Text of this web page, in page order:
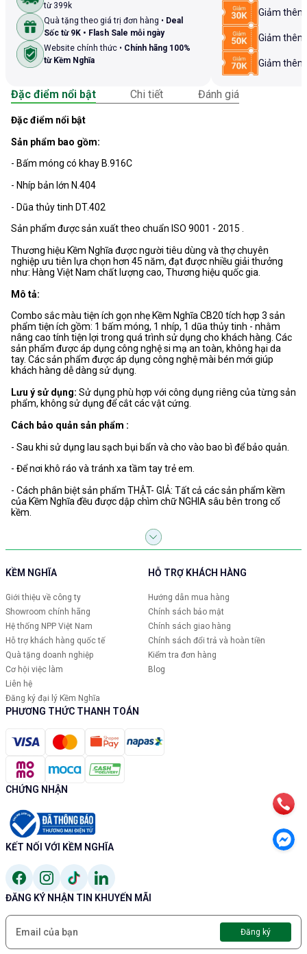
từ 399k
Quà tặng theo giá trị đơn hàng • Deal
Sốc từ 9K • Flash Sale mỗi ngày
Website chính thức • Chính hãng 100%
từ Kềm Nghĩa
Giảm
Giảm
Giảm
Đặc điểm nổi bật Chi tiết Đánh giá
Đặc điểm nổi bật
Sản phẩm bao gồm:
- Bấm móng có khay B.916C
- Nhíp bản lớn N.404
- Dũa thủy tinh DT.402
Sản phẩm được sản xuất theo chuẩn ISO 9001 - 2015 .
Thương hiệu Kềm Nghĩa được người tiêu dùng và thợ chuyên
nghiệp ưu tiên lựa chọn hơn 45 năm, đạt được nhiều giải thưởng
như: Hàng Việt Nam chất lượng cao, Thương hiệu quốc gia.
Mô tả:
Combo sắc màu tiện ích gọn nhẹ Kềm Nghĩa CB20 tích hợp 3 sản
phẩm tiện ích gồm: 1 bấm móng, 1 nhíp, 1 dũa thủy tinh - nhằm
nâng cao tính tiện lợi trong quá trình sử dụng cho khách hàng. Các
sản phẩm được áp dụng công nghệ si mạ an toàn, không hại da
tay. Các sản phẩm được áp dụng công nghệ mài bén mới giúp
khách hàng dễ dàng sử dụng.
Lưu ý sử dụng: Sử dụng phù hợp với công dụng riêng của từng sản
phẩm, không sử dụng để cắt các vật cứng.
Cách bảo quản sản phẩm :
- Sau khi sử dụng lau sạch bụi bẩn và cho vào bao bì để bảo quản.
- Để nơi khô ráo và tránh xa tầm tay trẻ em.
- Cách phân biệt sản phẩm THẬT- GIẢ: Tất cả các sản phẩm kềm
của Kềm Nghĩa đều được dập chìm chữ NGHIA sâu bên trong cổ
kềm.
KỀM NGHĨA
Giới thiệu về công ty
Showroom chính hãng
Hệ thống NPP Việt Nam
Hỗ trợ khách hàng quốc tế
Quà tặng doanh nghiệp
Cơ hội việc làm
Liên hệ
Đăng ký đại lý Kềm Nghĩa
HỖ TRỢ KHÁCH HÀNG
Hướng dẫn mua hàng
Chính sách bảo mật
Chính sách giao hàng
Chính sách đổi trả và hoàn tiền
Kiểm tra đơn hàng
Blog
PHƯƠNG THỨC THANH TOÁN
CHỨNG NHẬN
KẾT NỐI VỚI KỀM NGHĨA
ĐĂNG KÝ NHẬN TIN KHUYẾN MÃI
Đăng ký